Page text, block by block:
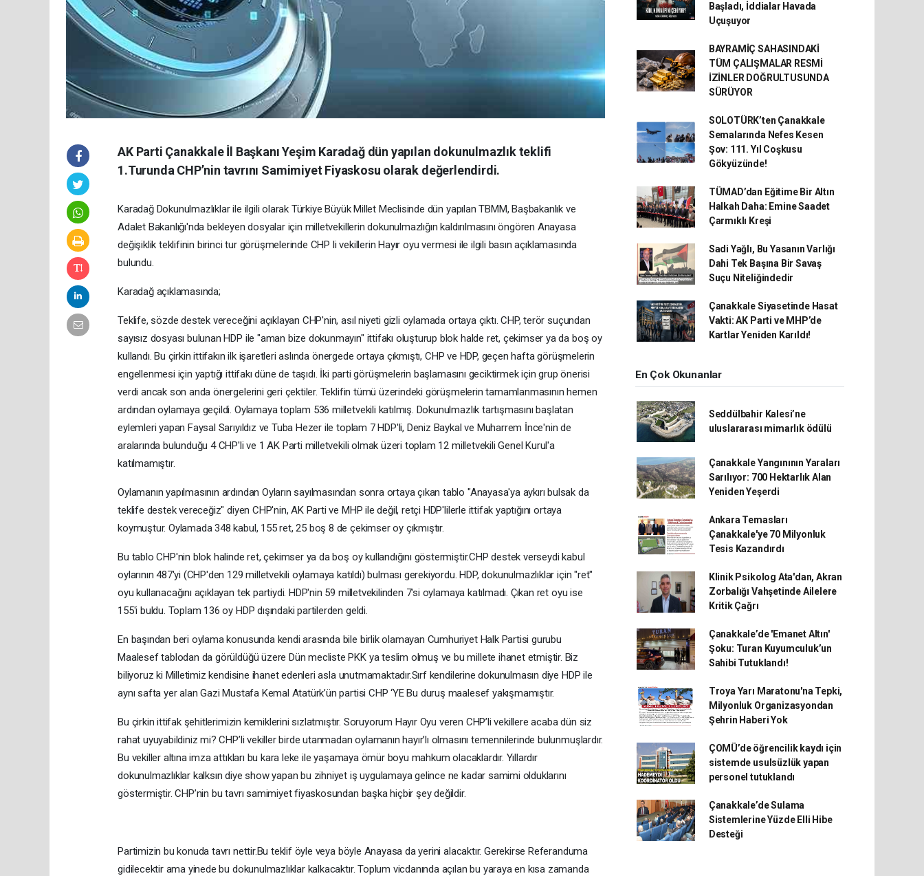
AK Parti Çanakkale İl Başkanı Yeşim Karadağ dün yapılan dokunulmazlık teklifi
1.Turunda CHP’nin tavrını Samimiyet Fiyaskosu olarak değerlendirdi.
Karadağ Dokunulmazlıklar ile ilgili olarak Türkiye Büyük Millet Meclisinde dün yapılan TBMM, Başbakanlık ve
Adalet Bakanlığı'nda bekleyen dosyalar için milletvekillerin dokunulmazlığın kaldırılmasını öngören Anayasa
değişiklik teklifinin birinci tur görüşmelerinde CHP li vekillerin Hayır oyu vermesi ile ilgili basın açıklamasında
bulundu.
Karadağ açıklamasında;
Teklife, sözde destek vereceğini açıklayan CHP'nin, asıl niyeti gizli oylamada ortaya çıktı. CHP, terör suçundan
sayısız dosyası bulunan HDP ile "aman bize dokunmayın" ittifakı oluşturup blok halde ret, çekimser ya da boş oy
kullandı. Bu çirkin ittifakın ilk işaretleri aslında önergede ortaya çıkmıştı, CHP ve HDP, geçen hafta görüşmelerin
engellenmesi için yaptığı ittifakı düne de taşıdı. İki parti görüşmelerin başlamasını geciktirmek için grup önerisi
verdi ancak son anda önergelerini geri çektiler. Teklifin tümü üzerindeki görüşmelerin tamamlanmasının hemen
ardından oylamaya geçildi. Oylamaya toplam 536 milletvekili katılmış. Dokunulmazlık tartışmasını başlatan
eylemleri yapan Faysal Sarıyıldız ve Tuba Hezer ile toplam 7 HDP'li, Deniz Baykal ve Muharrem İnce'nin de
aralarında bulunduğu 4 CHP'li ve 1 AK Parti milletvekili olmak üzeri toplam 12 milletvekili Genel Kurul'a
katılmamıştır.
Oylamanın yapılmasının ardından Oyların sayılmasından sonra ortaya çıkan tablo "Anayasa'ya aykırı bulsak da
teklife destek vereceğiz" diyen CHP'nin, AK Parti ve MHP ile değil, retçi HDP'lilerle ittifak yaptığını ortaya
koymuştur. Oylamada 348 kabul, 155 ret, 25 boş 8 de çekimser oy çıkmıştır.
Bu tablo CHP'nin blok halinde ret, çekimser ya da boş oy kullandığını göstermiştir.CHP destek verseydi kabul
oylarının 487'yi (CHP'den 129 milletvekili oylamaya katıldı) bulması gerekiyordu. HDP, dokunulmazlıklar için "ret"
oyu kullanacağını açıklayan tek partiydi. HDP'nin 59 milletvekilinden 7'si oylamaya katılmadı. Çıkan ret oyu ise
155'i buldu. Toplam 136 oy HDP dışındaki partilerden geldi.
En başından beri oylama konusunda kendi arasında bile birlik olamayan Cumhuriyet Halk Partisi gurubu
Maalesef tablodan da görüldüğü üzere Dün mecliste PKK ya teslim olmuş ve bu millete ihanet etmiştir. Biz
biliyoruz ki Milletimiz kendisine ihanet edenleri asla unutmamaktadır.Sırf kendilerine dokunulmasın diye HDP ile
aynı safta yer alan Gazi Mustafa Kemal Atatürk’ün partisi CHP ‘YE Bu duruş maalesef yakışmamıştır.
Bu çirkin ittifak şehitlerimizin kemiklerini sızlatmıştır. Soruyorum Hayır Oyu veren CHP’li vekillere acaba dün siz
rahat uyuyabildiniz mi? CHP’li vekiller birde utanmadan oylamanın hayır’lı olmasını temennilerinde bulunmuşlardır.
Bu vekiller altına imza attıkları bu kara leke ile yaşamaya ömür boyu mahkum olacaklardır. Yıllardır
dokunulmazlıklar kalksın diye show yapan bu zihniyet iş uygulamaya gelince ne kadar samimi olduklarını
göstermiştir. CHP’nin bu tavrı samimiyet fiyaskosundan başka hiçbir şey değildir.
Partimizin bu konuda tavrı nettir.Bu teklif öyle veya böyle Anayasa da yerini alacaktır. Gerekirse Referanduma
gidilecektir ama yinede bu dokunulmazlıklar kalkacaktır. Toplum vicdanında açılan bu yaraya en kısa zamanda
Başladı, İddialar Havada
Uçuşuyor
BAYRAMİÇ SAHASINDAKİ
TÜM ÇALIŞMALAR RESMİ
İZİNLER DOĞRULTUSUNDA
SÜRÜYOR
SOLOTÜRK’ten Çanakkale
Semalarında Nefes Kesen
Şov: 111. Yıl Coşkusu
Gökyüzünde!
TÜMAD’dan Eğitime Bir Altın
Halkah Daha: Emine Saadet
Çarmıklı Kreşi
Sadi Yağlı, Bu Yasanın Varlığı
Dahi Tek Başına Bir Savaş
Suçu Niteliğindedir
Çanakkale Siyasetinde Hasat
Vakti: AK Parti ve MHP’de
Kartlar Yeniden Karıldı!
En Çok Okunanlar
Seddülbahir Kalesi’ne
uluslararası mimarlık ödülü
Çanakkale Yangınının Yaraları
Sarılıyor: 700 Hektarlık Alan
Yeniden Yeşerdi
Ankara Temasları
Çanakkale'ye 70 Milyonluk
Tesis Kazandırdı
Klinik Psikolog Ata'dan, Akran
Zorbalığı Vahşetinde Ailelere
Kritik Çağrı
Çanakkale’de 'Emanet Altın'
Şoku: Turan Kuyumculuk’un
Sahibi Tutuklandı!
Troya Yarı Maratonu'na Tepki,
Milyonluk Organizasyondan
Şehrin Haberi Yok
ÇOMÜ’de öğrencilik kaydı için
sistemde usulsüzlük yapan
personel tutuklandı
Çanakkale’de Sulama
Sistemlerine Yüzde Elli Hibe
Desteği